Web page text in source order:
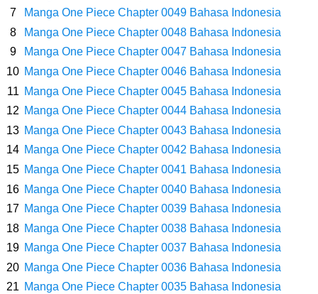
7 Fakta Ivankov One Piece, Orang Yang Mampu Menipu Sensor
Wanita Milik Sanji
7 Klub Pertama Yang Menjuarai Liga Champions, Apa Klub Jagoan
Kamu Termasuk
Arti Bendera Palau, Negara Kepulauan Yang Berada Di Kawasan
Pasifik Barat
Cara Membuat Linktree Instagram, Sangat Mudah Untuk Kamu
Lakukan Sendiri
7 Fakta Gaban One Piece, Orang Yang Telah Memberikan Kunci Borgol
Manga One Piece Chapter 0049 Bahasa Indonesia
Manga One Piece Chapter 0048 Bahasa Indonesia
Manga One Piece Chapter 0047 Bahasa Indonesia
Manga One Piece Chapter 0046 Bahasa Indonesia
Manga One Piece Chapter 0045 Bahasa Indonesia
Manga One Piece Chapter 0044 Bahasa Indonesia
Manga One Piece Chapter 0043 Bahasa Indonesia
Manga One Piece Chapter 0042 Bahasa Indonesia
Manga One Piece Chapter 0041 Bahasa Indonesia
Manga One Piece Chapter 0040 Bahasa Indonesia
Manga One Piece Chapter 0039 Bahasa Indonesia
Manga One Piece Chapter 0038 Bahasa Indonesia
Manga One Piece Chapter 0037 Bahasa Indonesia
Manga One Piece Chapter 0036 Bahasa Indonesia
Manga One Piece Chapter 0035 Bahasa Indonesia